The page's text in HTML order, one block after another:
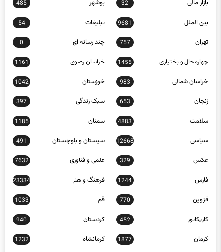
بین الملل 9681 تبلیغات 54
تهران 757 چند رسانه ای 0
چهارمحال و بختیاری 1455 خراسان رضوی 1161
خراسان شمالی 983 خوزستان 1042
زنجان 653 سبک زندگی 397
سلامت 4883 سمنان 1185
سیاسی 12668 سیستان و بلوچستان 491
عکس 329 علمی و فناوری 7632
فارس 1244 فرهنگ و هنر 23334
قزوین 770 قم 1033
کاریکاتور 452 کردستان 940
کرمان 1877 کرمانشاه 1232
کهگیلویه و بویراحمد 1299 گردشگری 13